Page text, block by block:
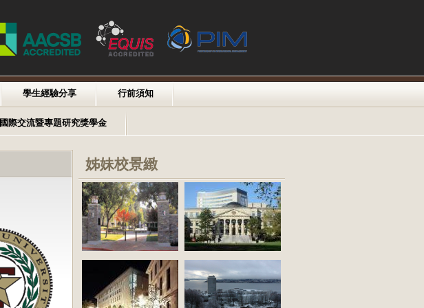
學生經驗分享 行前須知
國際交流暨專題研究獎學金
姊妹校景緻